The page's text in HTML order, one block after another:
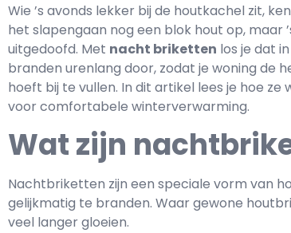
Wie ’s avonds lekker bij de houtkachel zit,
het slapengaan nog een blok hout op, maar
uitgedoofd. Met nacht briketten los je dat
branden urenlang door, zodat je woning de
hoeft bij te vullen. In dit artikel lees je hoe
voor comfortabele winterverwarming.
Wat zijn
Nachtbriketten zijn een speciale vorm van
gelijkmatig te branden. Waar gewone
veel langer gloeien.